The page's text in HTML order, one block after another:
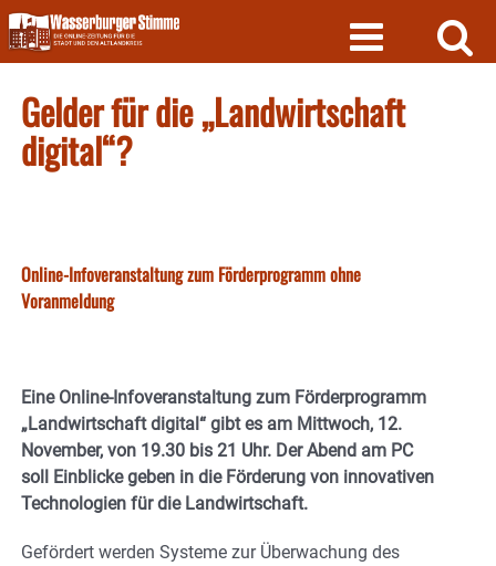
Skip
to
content
Gelder für die „Landwirtschaft
digital“?
Online-Infoveranstaltung zum Förderprogramm ohne
Voranmeldung
Eine Online-Infoveranstaltung zum Förderprogramm
„Landwirtschaft digital“ gibt es am Mittwoch, 12.
November, von 19.30 bis 21 Uhr. Der Abend am PC
soll Einblicke geben in die Förderung von innovativen
Technologien für die Landwirtschaft.
Gefördert werden Systeme zur Überwachung des